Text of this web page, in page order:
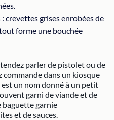
crevettes grises enrobées de
forme une bouchée
parler de pistolet ou de
dans un kiosque
est un nom donné à un petit
garni de viande et de
baguette garnie
et de sauces.